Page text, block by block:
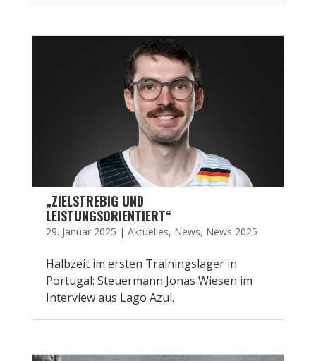
„ZIELSTREBIG UND
LEISTUNGSORIENTIERT“
29. Januar 2025 | Aktuelles, News, News 2025
Halbzeit im ersten Trainingslager in
Portugal: Steuermann Jonas Wiesen im
Interview aus Lago Azul.